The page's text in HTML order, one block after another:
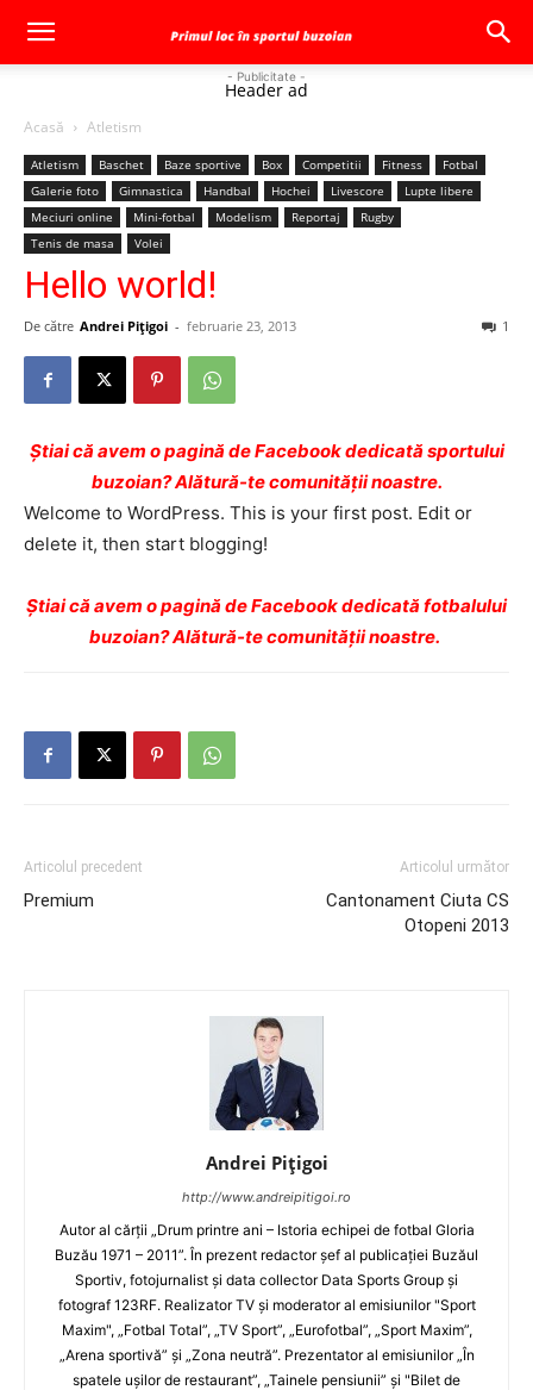
- Publicitate -
Header ad
Acasă Atletism
Atletism Baschet Baze sportive Box Competitii Fitness
Fotbal
Galerie foto
Gimnastica Handbal Hochei Livescore
Lupte libere
Meciuri online
Mini-fotbal Modelism Reportaj
Rugby
Tenis de masa
Volei
Hello world!
De către Andrei Pițigoi - februarie 23, 2013 1
Ştiai că avem o pagină de Facebook dedicată sportului
buzoian? Alătură-te comunității noastre.
Welcome to WordPress. This is your first post. Edit or
delete it, then start blogging!
Ştiai că avem o pagină de Facebook dedicată fotbalului
buzoian? Alătură-te comunității noastre.
Articolul precedent
Premium
Articolul următor
Cantonament Ciuta CS
Otopeni 2013
Andrei Pițigoi
http://www.andreipitigoi.ro
Autor al cărţii „Drum printre ani – Istoria echipei de fotbal Gloria
Buzău 1971 – 2011”. În prezent redactor şef al publicaţiei Buzăul
Sportiv, fotojurnalist şi data collector Data Sports Group şi
fotograf 123RF. Realizator TV şi moderator al emisiunilor "Sport
Maxim", „Fotbal Total”, „TV Sport”, „Eurofotbal”, „Sport Maxim”,
„Arena sportivă” şi „Zona neutră”. Prezentator al emisiunilor „În
spatele uşilor de restaurant”, „Tainele pensiunii” şi "Bilet de